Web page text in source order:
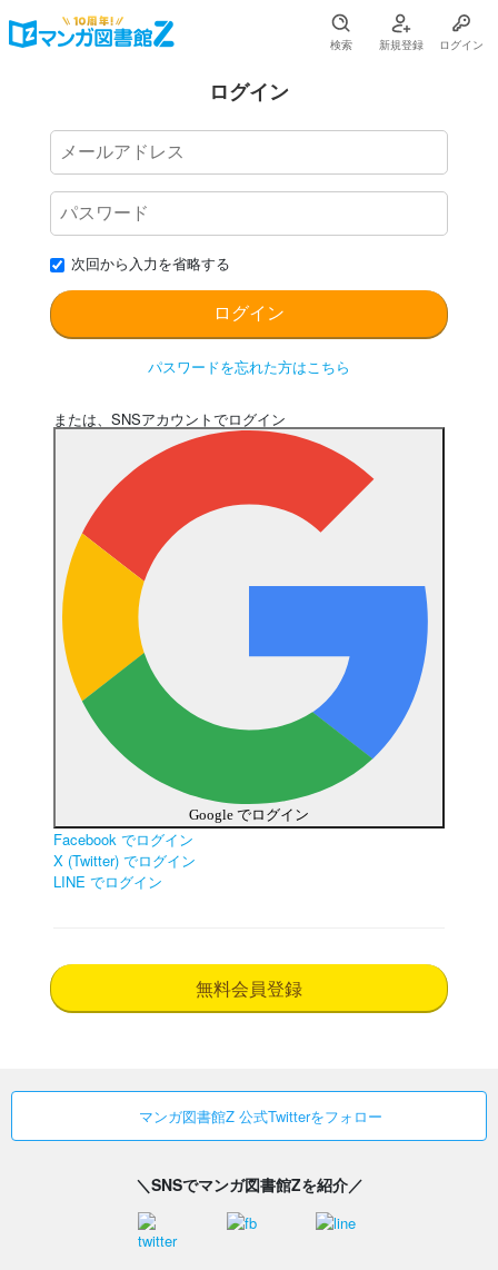
検索 新規登録 ログイン
ログイン
次回から入力を省略する
パスワードを忘れた方はこちら
または、SNSアカウントでログイン
Google でログイン
Facebook でログイン
X (Twitter) でログイン
LINE でログイン
無料会員登録
マンガ図書館Z 公式Twitterをフォロー
＼SNSでマンガ図書館Zを紹介／